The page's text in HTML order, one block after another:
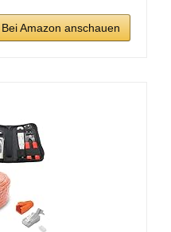
Bei Amazon anschauen